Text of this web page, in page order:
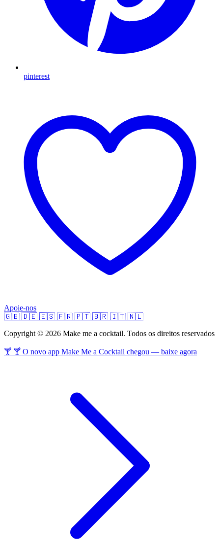
pinterest
Apoie-nos
🇬🇧 🇩🇪 🇪🇸 🇫🇷 🇵🇹 🇧🇷 🇮🇹 🇳🇱
Copyright © 2026 Make me a cocktail. Todos os direitos reservados
🍸 🍸 O novo app Make Me a Cocktail chegou — baixe agora